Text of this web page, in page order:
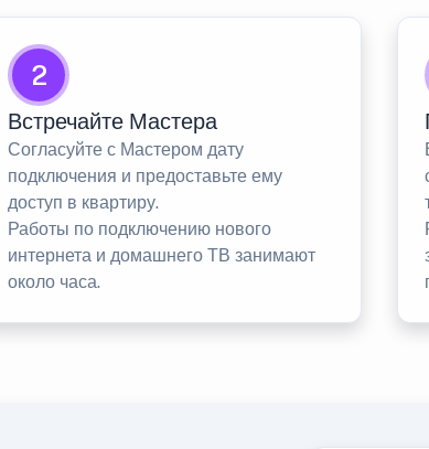
2
Встречайте Мастера
Согласуйте с Мастером дату
подключения и предоставьте ему
доступ в квартиру.
Работы по подключению нового
интернета и домашнего ТВ занимают
около часа.